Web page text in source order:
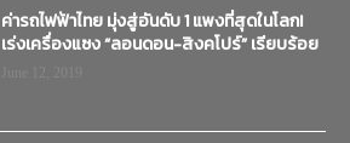
ค่ารถไฟฟ้าไทย มุ่งสู่อันดับ 1 แพงที่สุดในโลก!
เร่งเครื่องแซง “ลอนดอน-สิงคโปร์” เรียบร้อย